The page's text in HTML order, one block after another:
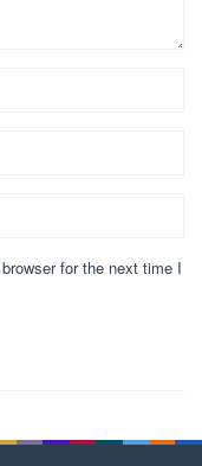
for the next time I